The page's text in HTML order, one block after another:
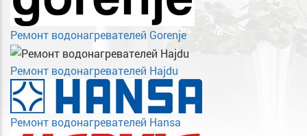
Ремонт водонагревателей Gorenje
Ремонт водонагревателей Hajdu
Ремонт водонагревателей Hansa